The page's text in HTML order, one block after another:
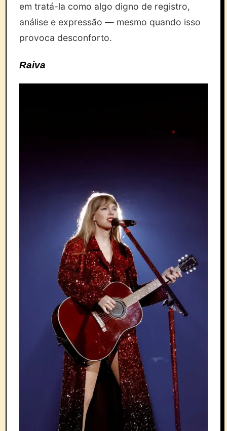
em tratá-la como algo digno de registro,
análise e expressão — mesmo quando isso
provoca desconforto.
Raiva